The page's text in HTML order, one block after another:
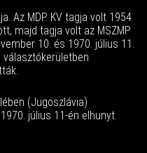
Az MDP KV tagja volt 1954.
majd tagja volt az MSZMP
10. és 1970. július 11.
választókerületben
(Jugoszlávia)
július 11-én elhunyt.